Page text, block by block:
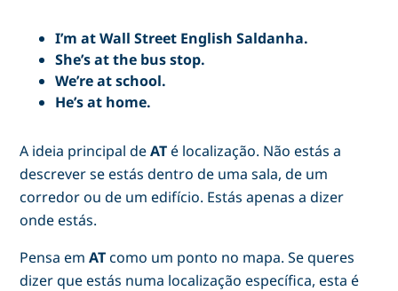
I’m at Wall Street English Saldanha.
She’s at the bus stop.
We’re at school.
He’s at home.
A ideia principal deATé localização. Não estás a
descrever se estás dentro de uma sala, de um
corredor ou de um edifício. Estás apenas a dizer
onde estás.
Pensa emATcomo um ponto no mapa. Se queres
dizer que estás numa localização específica, esta é